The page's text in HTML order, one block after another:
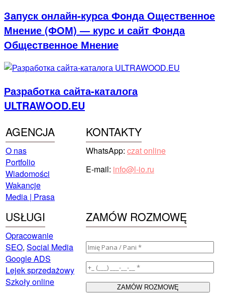
Запуск онлайн-курса Фонда Ощественное
Мнение (ФОМ) — курс и сайт Фонда
Общественное Мнение
Разработка сайта-каталога
ULTRAWOOD.EU
AGENCJA KONTAKTY
O nas
Portfolio
Wiadomości
Wakancje
Media | Prasa
WhatsApp: czat online
E-mail: info@l-io.ru
USŁUGI ZAMÓW ROZMOWĘ
Opracowanie
SEO, Social Media
Google ADS
Lejek sprzedażowy
Szkoły online